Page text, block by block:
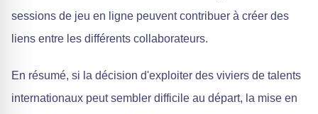
sessions de jeu en ligne peuvent contribuer à créer des
liens entre les différents collaborateurs.
En résumé, si la décision d'exploiter des viviers de talents
internationaux peut sembler difficile au départ, la mise en